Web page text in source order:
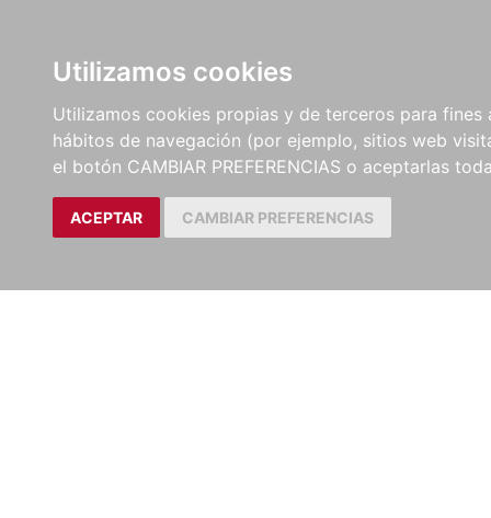
Utilizamos cookies
Utilizamos cookies propias y de terceros para
hábitos de navegación (por ejemplo, sitios web
el botón CAMBIAR PREFERENCIAS o aceptarlas
ACEPTAR CAMBIAR PREFERENCIAS